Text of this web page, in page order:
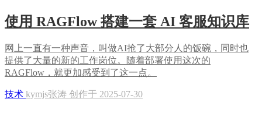
使用 RAGFlow 搭建一套 AI 客服知识库
网上一直有一种声音，叫做AI抢了大部分人的饭碗，同时也
提供了大量的新的工作岗位。随着部署使用这次的
RAGFlow，就更加感受到了这一点。
技术 kymjs张涛 创作于 2025-07-30